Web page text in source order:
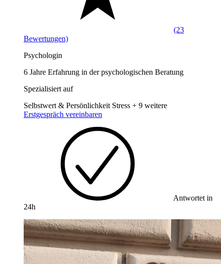
(23
Bewertungen)
Psychologin
6 Jahre Erfahrung in der psychologischen Beratung
Spezialisiert auf
Selbstwert & Persönlichkeit Stress + 9 weitere
Erstgespräch vereinbaren
Antwortet in
24h